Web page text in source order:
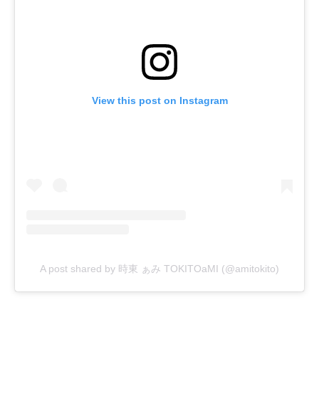
View this post on Instagram
A post shared by 時東 ぁみ TOKITOaMI (@amitokito)